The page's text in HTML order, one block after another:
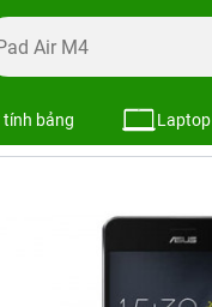
tính bảng Laptop